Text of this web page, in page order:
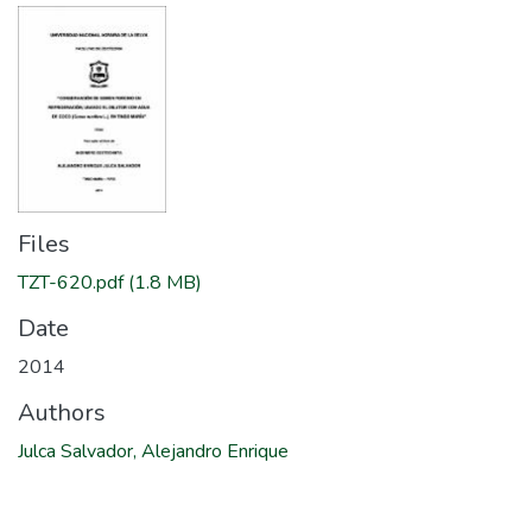
Files
TZT-620.pdf(1.8 MB)
Date
2014
Authors
Julca Salvador, Alejandro Enrique